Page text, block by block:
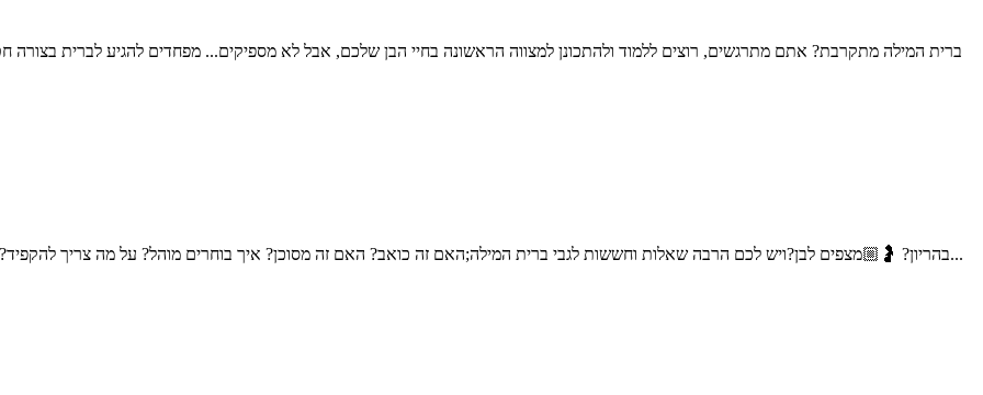
ברית המילה מתקרבת? אתם מתרגשים, רוצים ללמוד ולהתכונן למצווה הראשונה בחיי הבן שלכם, אבל לא מספיקים... מפחדים להגיע לברית
בהריון? 🤰🏼מצפים לבן?ויש לכם הרבה שאלות וחששות לגבי ברית המילה;האם זה כואב? האם זה מסוכן? איך בוחרים מוהל? על מה צריך להקפיד? שלום אני דוד דדון, מוהל מוסמך, ומוהל במשרד הבטחון...